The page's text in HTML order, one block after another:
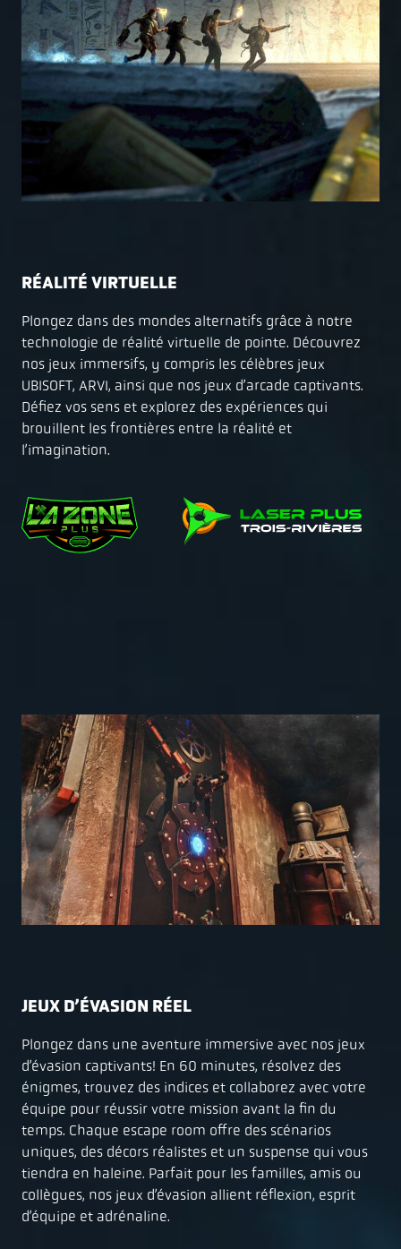
RÉALITÉ VIRTUELLE
Plongez dans des mondes alternatifs grâce à notre
technologie de réalité virtuelle de pointe. Découvrez
nos jeux immersifs, y compris les célèbres jeux
UBISOFT, ARVI, ainsi que nos jeux d’arcade captivants.
Défiez vos sens et explorez des expériences qui
brouillent les frontières entre la réalité et
l’imagination.
JEUX D’ÉVASION RÉEL
Plongez dans une aventure immersive avec nos jeux
d’évasion captivants! En 60 minutes, résolvez des
énigmes, trouvez des indices et collaborez avec votre
équipe pour réussir votre mission avant la fin du
temps. Chaque escape room offre des scénarios
uniques, des décors réalistes et un suspense qui vous
tiendra en haleine. Parfait pour les familles, amis ou
collègues, nos jeux d’évasion allient réflexion, esprit
d’équipe et adrénaline.